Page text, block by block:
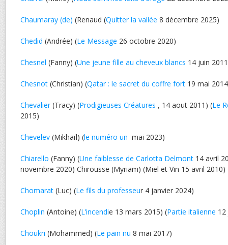
Chaumaray (de) (Renaud (Quitter la vallée 8 décembre 2025)
Chedid (Andrée) (Le Message 26 octobre 2020)
Chesnel (Fanny) (Une jeune fille au cheveux blancs 14 juin
Chesnot (Christian) (Qatar : le sacret du coffre fort 19 mai
Chevalier(Tracy) (Prodigieuses Créatures , 14 aout 2011) (Le
2015)
Chevelev (Mikhaïl) (le numéro un mai 2023)
Chiarello (Fanny) (Une faiblesse de Carlotta Delmont 14 avril
novembre 2020) Chirousse (Myriam) (Miel et Vin 15 avril 2010)
Chomarat (Luc) (Le fils du professeur 4 janvier 2024)
Choplin (Antoine) (L’incendie 13 mars 2015) (Partie italienne
Choukri (Mohammed) (Le pain nu 8 mai 2017)